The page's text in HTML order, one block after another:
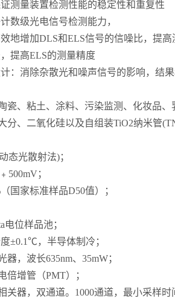
测量装置检测性能的稳定性和重复性
数级光电信号检测能力，
地增加DLS和ELS信号的信噪比，提高
提高ELS的测量精度
：消除杂散光和噪声信号的影响，结
、粘土、涂料、污染监测、化妆品
分、二氧化硅以及自组装TiO2纳米管
态光散射法)；
；
国家标准样品D50值）；
位样品池；
±0.1℃，半导体制冷；
，波长635nm、35mW；
增管（PMT）；
器，双通道。1000通道，最小采样时